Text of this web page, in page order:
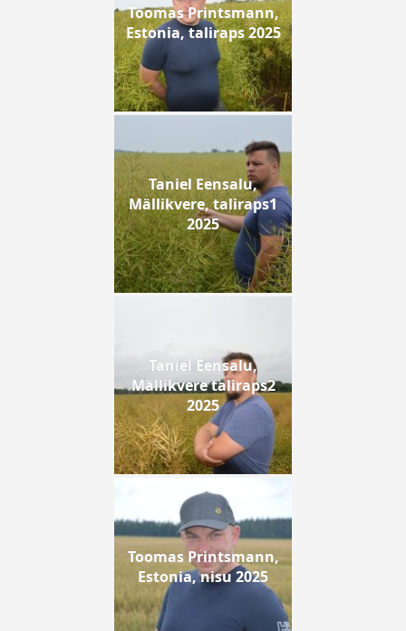
Toomas Printsmann,
Estonia, taliraps 2025
Taniel Eensalu,
Mällikvere, taliraps1
2025
Taniel Eensalu,
Mällikvere taliraps2
2025
Toomas Printsmann,
Estonia, nisu 2025